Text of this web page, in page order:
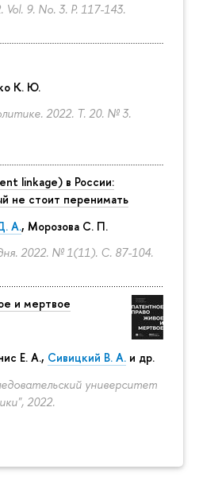
Vol. 9. No. 3. P. 117-143.
К. Ю.
2022. Т. 20. № 3.
linkage) в России:
не стоит перенимать
А., Морозова С. П.
2022. № 1(11). С. 87-104.
и мертвое
Е. А., Сивицкий В. А. и др.
университет
2022.